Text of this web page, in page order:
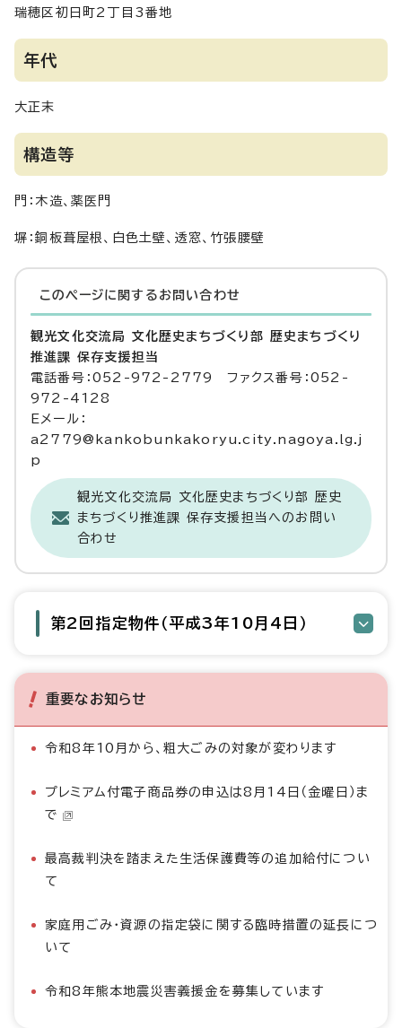
瑞穂区初日町2丁目3番地
年代
大正末
構造等
門：木造、薬医門
塀：銅板葺屋根、白色土壁、透窓、竹張腰壁
このページに関する お問い合わせ
観光文化交流局 文化歴史まちづくり部 歴史まちづくり
推進課 保存支援担当
電話番号：052-972-2779 ファクス番号：052-
972-4128
Eメール：
a2779@kankobunkakoryu.city.nagoya.lg.j
p
観光文化交流局 文化歴史まちづくり部 歴史
まちづくり推進課 保存支援担当へのお問い
合わせ
第2回指定物件（平成3年10月4日）
重要なお知らせ
令和8年10月から、粗大ごみの対象が変わります
プレミアム付電子商品券の申込は8月14日（金曜日）ま
で
最高裁判決を踏まえた生活保護費等の追加給付につい
て
家庭用ごみ・資源の指定袋に関する臨時措置の延長につ
いて
令和8年熊本地震災害義援金を募集しています